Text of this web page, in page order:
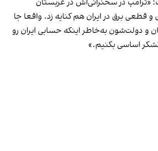
«ترامپ در سخنرانی‌اش در عربستان
و قطعی برق در ایران هم کنایه زد. واقعا جا
و دولت‌شون به‌خاطر اینکه حسابی ایران رو
اساسی بکنیم.»